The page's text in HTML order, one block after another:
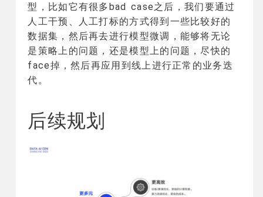
型，比如它有很多bad case之后，我们要通过
人工干预、人工打标的方式得到一些比较好的
数据集，然后再去进行模型微调，能够将无论
是策略上的问题，还是模型上的问题，尽快的
face掉，然后再应用到线上进行正常的业务迭
代。
后续规划